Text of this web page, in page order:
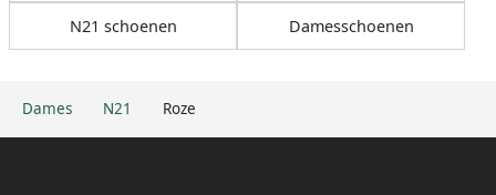
Dames N21 Roze
N21 schoenen Damesschoenen